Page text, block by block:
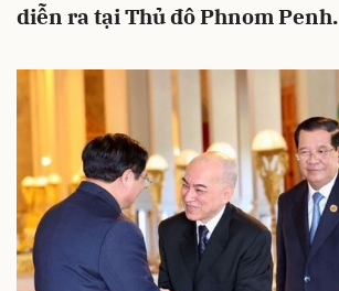
diễn ra tại Thủ đô Phnom Penh.